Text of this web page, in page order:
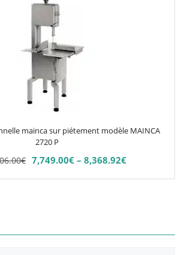
mainca sur piétement modèle MAINCA
2720 P
€Plage
7,749.00€ – 8,368.92€